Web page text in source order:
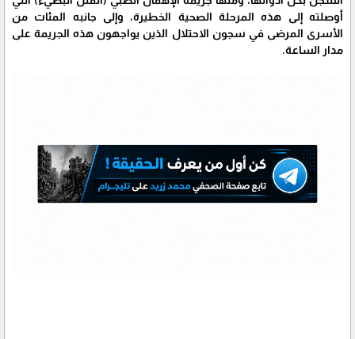
أوصلته إلى هذه المرحلة الصحية الخطيرة، وإلى جانبه المئات من
الأسرى المرضى في سجون الاحتلال الذين يواجهون هذه الجريمة على
مدار الساعة.